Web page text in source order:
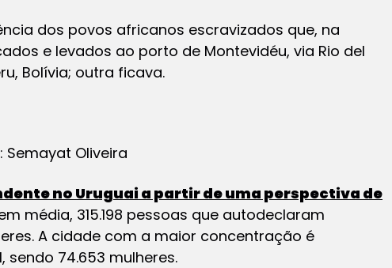
dos povos africanos escravizados que, na
e levados ao porto de Montevidéu, via Rio del
Bolívia; outra ficava.
Semayat Oliveira
no Uruguai a partir de uma perspectiva de
média, 315.198 pessoas que autodeclaram
A cidade com a maior concentração é
sendo 74.653 mulheres.